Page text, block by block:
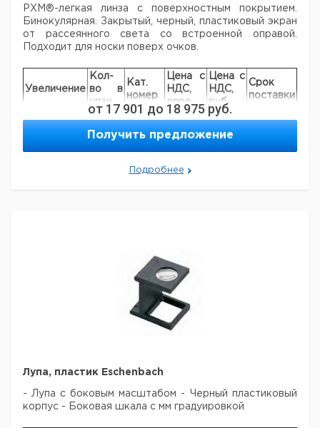
PXM®-легкая линза с поверхностным покрытием.
Бинокулярная. Закрытый, черный, пластиковый экран
от рассеянного света со встроенной оправой.
Подходит для носки поверх очков.
Увеличение
Кол-
во в
упак.
Кат.
номер
Цена с
НДС,
евро
Цена с
НДС,
руб
Срок
поставки
1.7x 1
9151214
1
9151215
2.5x
1
9151212
9151216
от 17 901 до 18 975 руб.
Получить предложение
Подробнее
Лупа, пластик Eschenbach
- Лупа с боковым масштабом - Черный пластиковый
корпус - Боковая шкала с мм градуировкой